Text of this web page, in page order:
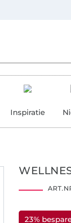
Inspiratie
23%
via